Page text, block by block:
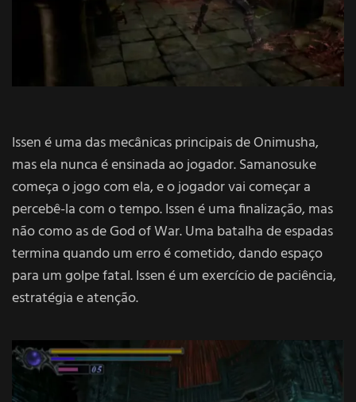
Issen é uma das mecânicas principais de Onimusha,
mas ela nunca é ensinada ao jogador. Samanosuke
começa o jogo com ela, e o jogador vai começar a
percebê-la com o tempo. Issen é uma finalização, mas
não como as de God of War. Uma batalha de espadas
termina quando um erro é cometido, dando espaço
para um golpe fatal. Issen é um exercício de paciência,
estratégia e atenção.